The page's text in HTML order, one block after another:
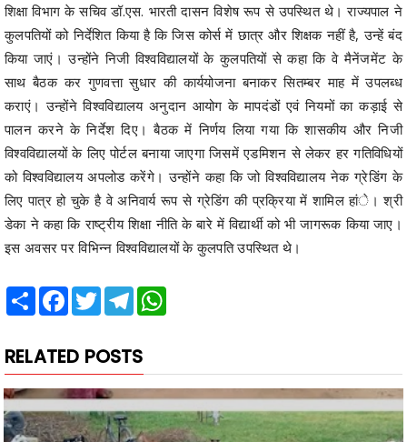
शिक्षा विभाग के सचिव डॉ.एस. भारती दासन विशेष रूप से उपस्थित थे। राज्यपाल ने
कुलपतियों को निर्देशित किया है कि जिस कोर्स में छात्र और शिक्षक नहीं है, उन्हें बंद
किया जाएं। उन्होंने निजी विश्वविद्यालयों के कुलपतियों से कहा कि वे मैनेंजमेंट के
साथ बैठक कर गुणवत्ता सुधार की कार्ययोजना बनाकर सितम्बर माह में उपलब्ध
कराएं। उन्होंने विश्वविद्यालय अनुदान आयोग के मापदंडों एवं नियमों का कड़ाई से
पालन करने के निर्देश दिए। बैठक में निर्णय लिया गया कि शासकीय और निजी
विश्वविद्यालयों के लिए पोर्टल बनाया जाएगा जिसमें एडमिशन से लेकर हर गतिविधियों
को विश्वविद्यालय अपलोड करेंगे। उन्होंने कहा कि जो विश्वविद्यालय नेक ग्रेडिंग के
लिए पात्र हो चुके है वे अनिवार्य रूप से ग्रेडिंग की प्रक्रिया में शामिल हांे। श्री
डेका ने कहा कि राष्ट्रीय शिक्षा नीति के बारे में विद्यार्थी को भी जागरूक किया जाए।
इस अवसर पर विभिन्न विश्वविद्यालयों के कुलपति उपस्थित थे।
Share Facebook
TwitterTelegram
RELATED POSTS